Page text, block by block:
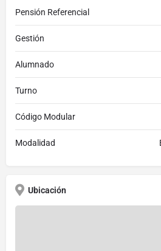
Pensión Referencial
Gestión
Alumnado
Turno
Código Modular
Modalidad
Ubicación